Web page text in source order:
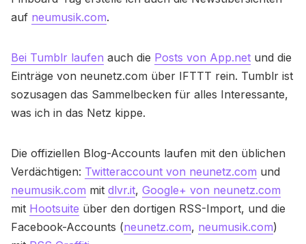
auf neumusik.com.
Bei Tumblr laufen auch die Posts von App.net und die
Einträge von neunetz.com über IFTTT rein. Tumblr ist
sozusagen das Sammelbecken für alles Interessante,
was ich in das Netz kippe.
Die offiziellen Blog-Accounts laufen mit den üblichen
Verdächtigen: Twitteraccount von neunetz.com und
neumusik.com mit dlvr.it, Google+ von neunetz.com
mit Hootsuite über den dortigen RSS-Import, und die
Facebook-Accounts (neunetz.com, neumusik.com)